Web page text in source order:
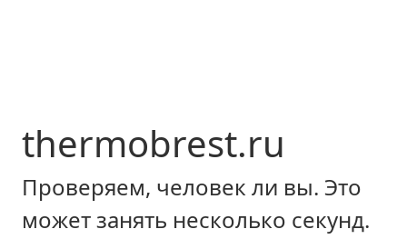
thermobrest.ru
Проверяем, человек ли вы. Это
может занять несколько секунд.